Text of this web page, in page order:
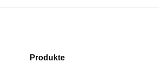
Produkte